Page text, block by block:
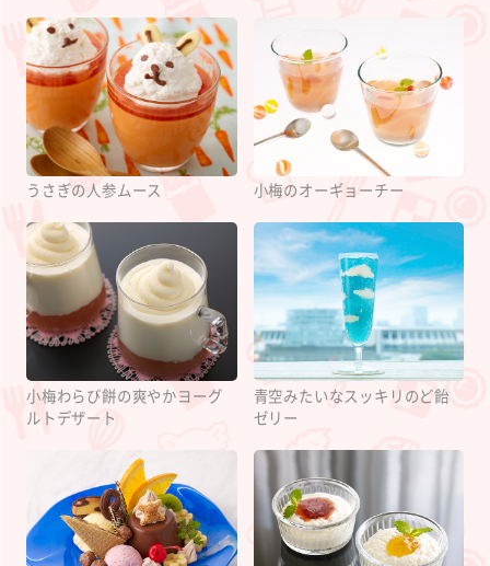
うさぎの人参ムース 小梅のオーギョーチー
小梅わらび餅の爽やかヨーグ
ルトデザート
青空みたいなスッキリのど飴
ゼリー